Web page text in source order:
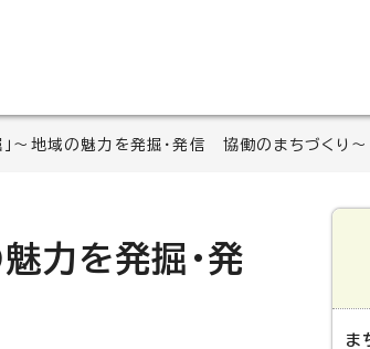
～地域の魅力を発掘・発信 協働のまちづくり～
魅力を発掘・発
ま